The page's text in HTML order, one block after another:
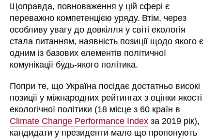
Щоправда, повноваження у цій сфері є
переважно компетенцією уряду. Втім, через
особливу увагу до довкілля у світі екологія
стала питанням, наявність позиції щодо якого є
одним із базових елементів політичної
комунікації будь-якого політика.
Попри те, що Україна посідає достатньо високі
позиції у міжнародних рейтингах з оцінки якості
екологічної політики (18 місце з 60 країн в
Climate Change Performance Index за 2019 рік),
кандидати у президенти мало що пропонують